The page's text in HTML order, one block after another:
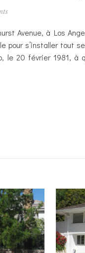
Avenue, à Los
s’installer tout
le 20 février 1981, à